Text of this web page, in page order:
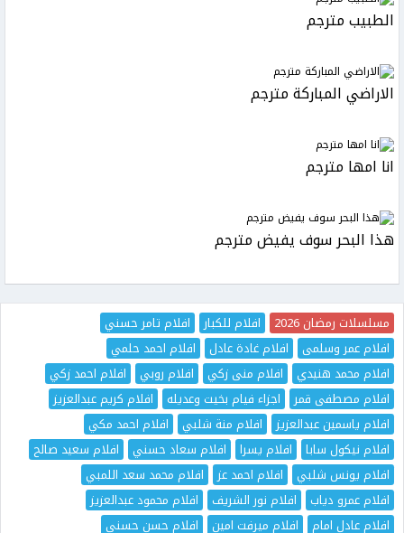
الطبيب مترجم
الاراضي المباركة مترجم
انا امها مترجم
هذا البحر سوف يفيض مترجم
مسلسلات رمضان 2026 افلام للكبار
افلام تامر حسني
افلام عمر وسلمى
افلام غادة عادل
افلام احمد حلمي
افلام محمد هنيدي
افلام منى زكي افلام روبي
افلام احمد زكي
افلام مصطفى قمر
اجزاء فيام بخيت وعديله
افلام كريم عبدالعزيز
افلام ياسمين عبدالعزيز
افلام منة شلبي
افلام احمد مكي
افلام نيكول سابا
افلام يسرا افلام سعاد حسني
افلام سعيد صالح
افلام يونس شلبي
افلام احمد عز
افلام محمد سعد اللمبي
افلام عمرو دياب
افلام نور الشريف
افلام محمود عبدالعزيز
افلام عادل امام
افلام ميرفت امين افلام حسن حسني